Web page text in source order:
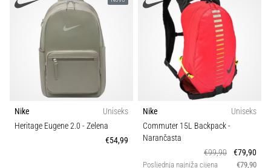
Nike
Uniseks
Heritage Eugene 2.0 - Zelena
€54,99
Nike
Uniseks
Commuter 15L Backpack-
Narančasta
€99,90
€79,90
Posljednja najniža cijena €79,90